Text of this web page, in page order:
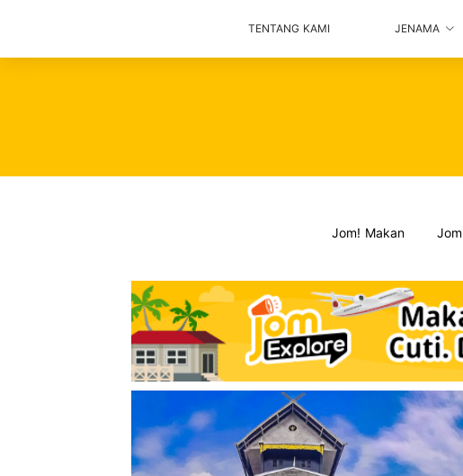
TENTANG KAMI JENAMA
Jom! Makan